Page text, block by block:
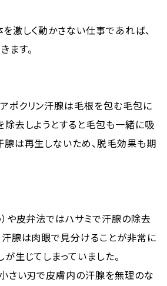
激しく動かさない仕事であれば、
ます。
ポクリン汗腺は毛根を包む毛包に
除去しようとすると毛包も一緒に吸
腺は再生しないため、脱毛効果も期
）や皮弁法ではハサミで汗腺の除去
汗腺は肉眼で見分けることが非常に
生じてしまっていました。
小さい刃で皮膚内の汗腺を無理のな